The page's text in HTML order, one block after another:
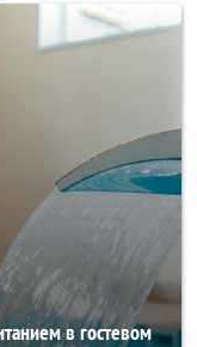
в гостевом